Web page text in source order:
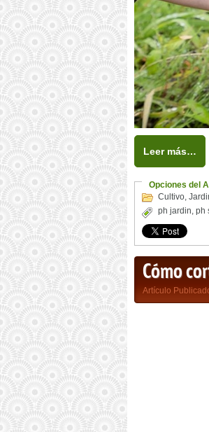
Leer más…
Opciones del
Cultivo,
ph jardin, ph
Cómo
Artículo